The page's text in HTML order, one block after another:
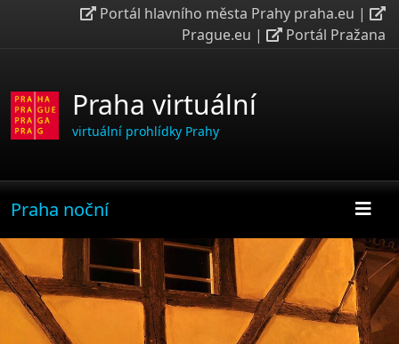
Portál hlavního města Prahy praha.eu |
Prague.eu | Portál Pražana
Praha virtuální
virtuální prohlídky Prahy
Praha noční